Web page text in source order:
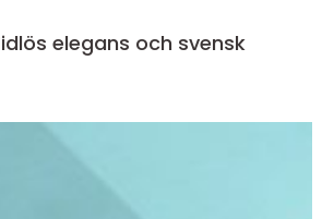
elegans och svensk